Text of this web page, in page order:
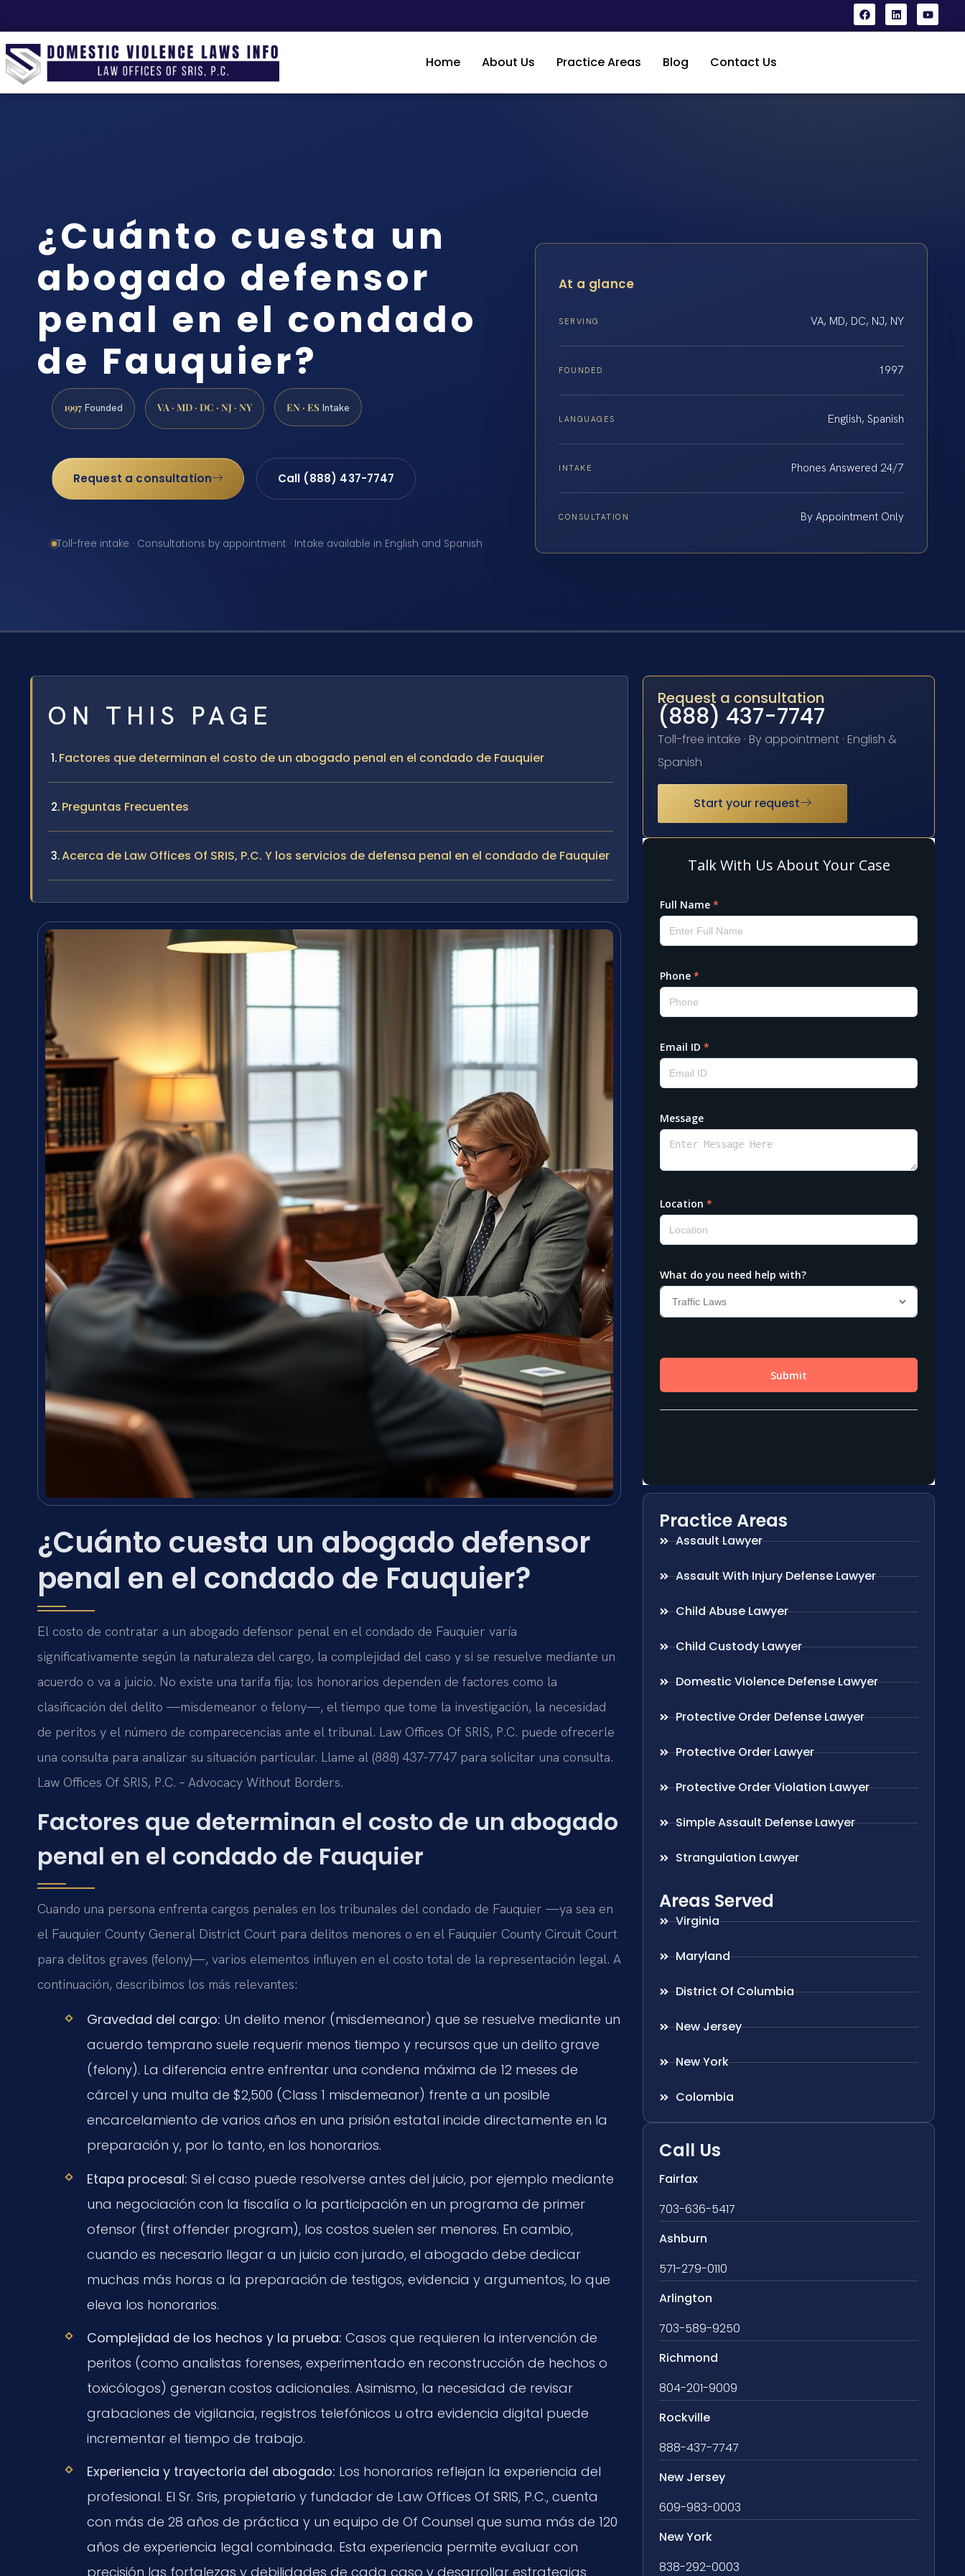
Home About Us Practice Areas Blog Contact Us
¿Cuánto cuesta un
abogado defensor
penal en el condado
de Fauquier?
1997 Founded VA · MD · DC · NJ · NY EN · ES Intake
Request a consultation Call (888) 437-7747
Toll-free intake · Consultations by appointment · Intake available in English and Spanish
At a glance
SERVING VA, MD, DC, NJ, NY
FOUNDED 1997
LANGUAGES English, Spanish
INTAKE Phones Answered 24/7
CONSULTATION By Appointment Only
ON THIS PAGE
Factores que determinan el costo de un abogado penal en el condado de Fauquier
Preguntas Frecuentes
Acerca de Law Offices Of SRIS, P.C. Y los servicios de defensa penal en el condado de Fauquier
¿Cuánto cuesta un abogado defensor
penal en el condado de Fauquier?
El costo de contratar a un abogado defensor penal en el condado de Fauquier varía
significativamente según la naturaleza del cargo, la complejidad del caso y si se resuelve mediante un
acuerdo o va a juicio. No existe una tarifa fija; los honorarios dependen de factores como la
clasificación del delito —misdemeanor o felony—, el tiempo que tome la investigación, la necesidad
de peritos y el número de comparecencias ante el tribunal. Law Offices Of SRIS, P.C. puede ofrecerle
una consulta para analizar su situación particular. Llame al (888) 437-7747 para solicitar una consulta.
Law Offices Of SRIS, P.C. – Advocacy Without Borders.
Factores que determinan el costo de un abogado
penal en el condado de Fauquier
Cuando una persona enfrenta cargos penales en los tribunales del condado de Fauquier —ya sea en
el Fauquier County General District Court para delitos menores o en el Fauquier County Circuit Court
para delitos graves (felony)—, varios elementos influyen en el costo total de la representación legal. A
continuación, describimos los más relevantes:
Gravedad del cargo: Un delito menor (misdemeanor) que se resuelve mediante un
acuerdo temprano suele requerir menos tiempo y recursos que un delito grave
(felony). La diferencia entre enfrentar una condena máxima de 12 meses de
cárcel y una multa de $2,500 (Class 1 misdemeanor) frente a un posible
encarcelamiento de varios años en una prisión estatal incide directamente en la
preparación y, por lo tanto, en los honorarios.
Etapa procesal: Si el caso puede resolverse antes del juicio, por ejemplo mediante
una negociación con la fiscalía o la participación en un programa de primer
ofensor (first offender program), los costos suelen ser menores. En cambio,
cuando es necesario llegar a un juicio con jurado, el abogado debe dedicar
muchas más horas a la preparación de testigos, evidencia y argumentos, lo que
eleva los honorarios.
Complejidad de los hechos y la prueba: Casos que requieren la intervención de
peritos (como analistas forenses, experimentado en reconstrucción de hechos o
toxicólogos) generan costos adicionales. Asimismo, la necesidad de revisar
grabaciones de vigilancia, registros telefónicos u otra evidencia digital puede
incrementar el tiempo de trabajo.
Experiencia y trayectoria del abogado: Los honorarios reflejan la experiencia del
profesional. El Sr. Sris, propietario y fundador de Law Offices Of SRIS, P.C., cuenta
con más de 28 años de práctica y un equipo de Of Counsel que suma más de 120
años de experiencia legal combinada. Esta experiencia permite evaluar con
precisión las fortalezas y debilidades de cada caso y desarrollar estrategias
Request a consultation
(888) 437-7747
Toll-free intake · By appointment · English &
Spanish
Start your request
Practice Areas
Assault Lawyer
Assault With Injury Defense Lawyer
Child Abuse Lawyer
Child Custody Lawyer
Domestic Violence Defense Lawyer
Protective Order Defense Lawyer
Protective Order Lawyer
Protective Order Violation Lawyer
Simple Assault Defense Lawyer
Strangulation Lawyer
Areas Served
Virginia
Maryland
District Of Columbia
New Jersey
New York
Colombia
Call Us
Fairfax
703-636-5417
Ashburn
571-279-0110
Arlington
703-589-9250
Richmond
804-201-9009
Rockville
888-437-7747
New Jersey
609-983-0003
New York
838-292-0003